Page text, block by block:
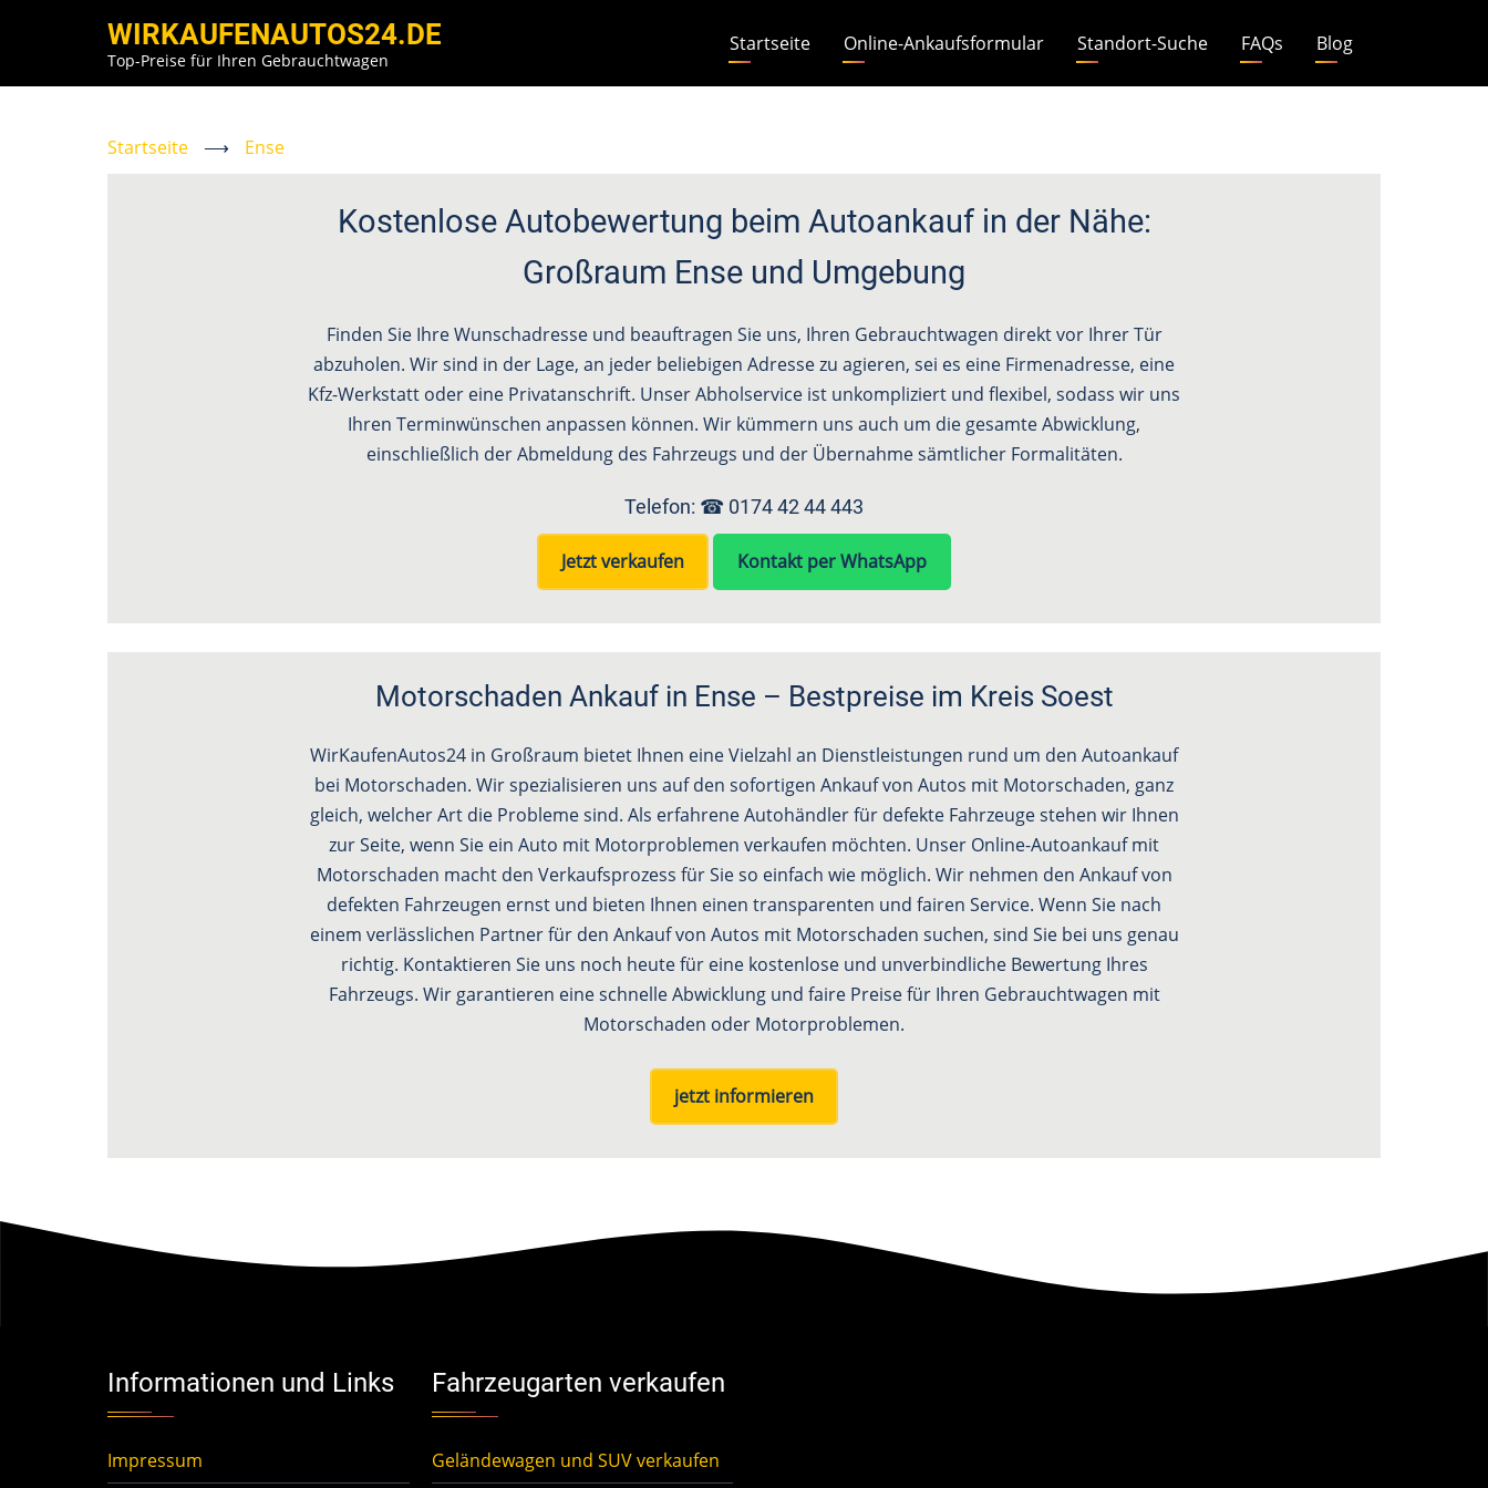
WIRKAUFENAUTOS24.DE
Top-Preise für Ihren Gebrauchtwagen Hauptnavigation
Startseite Online-Ankaufsformular Standort-Suche FAQs Blog
Startseite ⟶ Ense
Kostenlose Autobewertung beim Autoankauf in der Nähe:
Großraum Ense und Umgebung
Finden Sie Ihre Wunschadresse und beauftragen Sie uns, Ihren Gebrauchtwagen direkt vor Ihrer Tür
abzuholen. Wir sind in der Lage, an jeder beliebigen Adresse zu agieren, sei es eine Firmenadresse, eine
Kfz-Werkstatt oder eine Privatanschrift. Unser Abholservice ist unkompliziert und flexibel, sodass wir uns
Ihren Terminwünschen anpassen können. Wir kümmern uns auch um die gesamte Abwicklung,
einschließlich der Abmeldung des Fahrzeugs und der Übernahme sämtlicher Formalitäten.
Telefon: ☎ 0174 42 44 443
Jetzt verkaufen Kontakt per WhatsApp
Motorschaden Ankauf in Ense – Bestpreise im Kreis Soest
WirKaufenAutos24 in Großraum bietet Ihnen eine Vielzahl an Dienstleistungen rund um den Autoankauf
bei Motorschaden. Wir spezialisieren uns auf den sofortigen Ankauf von Autos mit Motorschaden, ganz
gleich, welcher Art die Probleme sind. Als erfahrene Autohändler für defekte Fahrzeuge stehen wir Ihnen
zur Seite, wenn Sie ein Auto mit Motorproblemen verkaufen möchten. Unser Online-Autoankauf mit
Motorschaden macht den Verkaufsprozess für Sie so einfach wie möglich. Wir nehmen den Ankauf von
defekten Fahrzeugen ernst und bieten Ihnen einen transparenten und fairen Service. Wenn Sie nach
einem verlässlichen Partner für den Ankauf von Autos mit Motorschaden suchen, sind Sie bei uns genau
richtig. Kontaktieren Sie uns noch heute für eine kostenlose und unverbindliche Bewertung Ihres
Fahrzeugs. Wir garantieren eine schnelle Abwicklung und faire Preise für Ihren Gebrauchtwagen mit
Motorschaden oder Motorproblemen.
jetzt informieren
Informationen und Links
Impressum
Fahrzeugarten verkaufen
Geländewagen und SUV verkaufen